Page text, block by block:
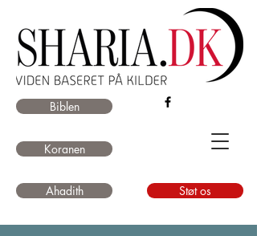
Biblen
Koranen
Ahadith Støt os